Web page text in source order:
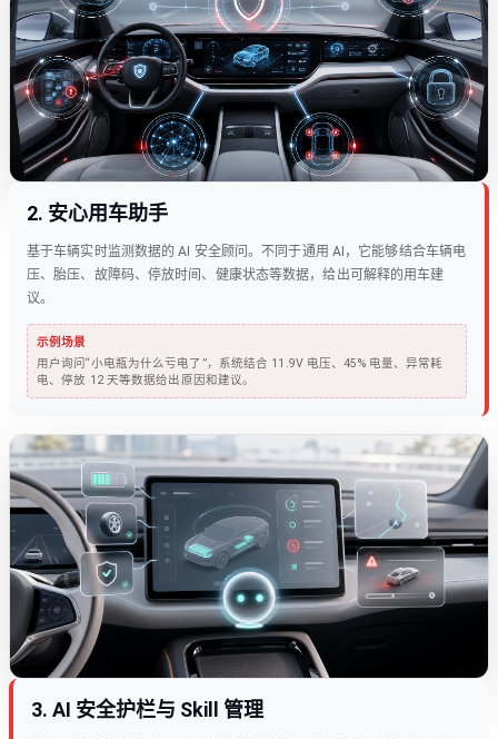
2. 安心用车助手
基于车辆实时监测数据的 AI 安全顾问。不同于通用 AI，它能够结合车辆电
压、胎压、故障码、停放时间、健康状态等数据，给出可解释的用车建
议。
示例场景
用户询问“小电瓶为什么亏电了”，系统结合 11.9V 电压、45% 电量、异常耗
电、停放 12 天等数据给出原因和建议。
3. AI 安全护栏与 Skill 管理